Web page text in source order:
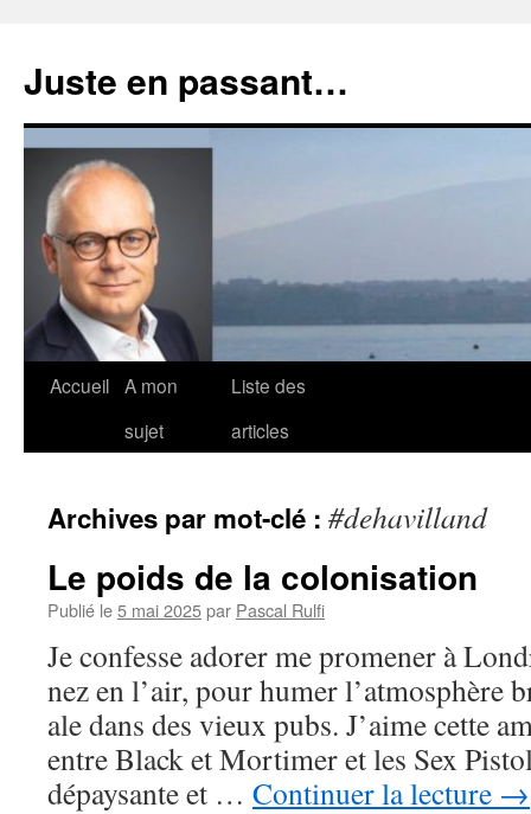
contenu
Juste en passant…
Accueil A mon
sujet
Liste des
articles
Archives par mot-clé : #dehavilland
Le poids de la colonisation
Publié le5 mai 2025par Pascal Rulfi
Je confesse adorer me promener à
nez en l’air, pour humer l’atmosphère
ale dans des vieux pubs. J’aime cette
entre Black et Mortimer et les Sex
dépaysante et … Continuer la lecture →